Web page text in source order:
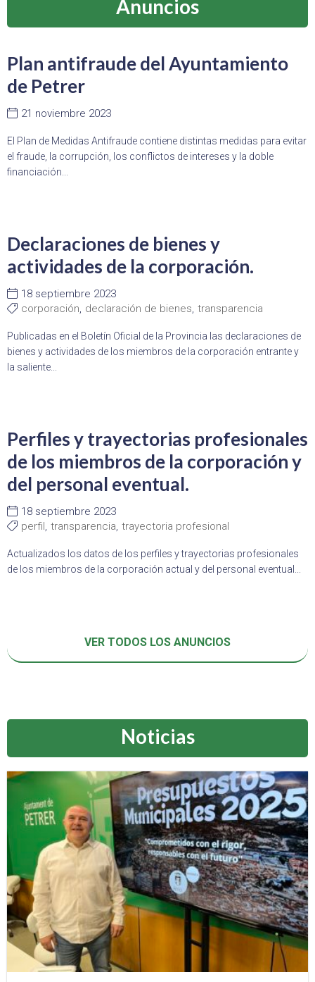
Anuncios
Plan antifraude del Ayuntamiento
de Petrer
21 noviembre 2023
El Plan de Medidas Antifraude contiene distintas medidas para evitar
el fraude, la corrupción, los conflictos de intereses y la doble
financiación...
Declaraciones de bienes y
actividades de la corporación.
18 septiembre 2023
corporación, declaración de bienes, transparencia
Publicadas en el Boletín Oficial de la Provincia las declaraciones de
bienes y actividades de los miembros de la corporación entrante y
la saliente...
Perfiles y trayectorias profesionales
de los miembros de la corporación y
del personal eventual.
18 septiembre 2023
perfil , transparencia, trayectoria profesional
Actualizados los datos de los perfiles y trayectorias profesionales
de los miembros de la corporación actual y del personal eventual...
VER TODOS LOS ANUNCIOS
Noticias